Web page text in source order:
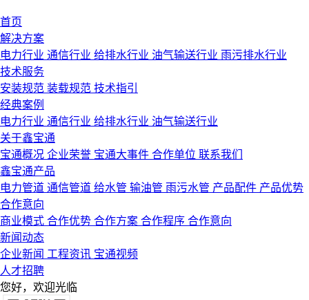
首页
解决方案
电力行业 通信行业 给排水行业 油气输送行业 雨污排水行业
技术服务
安装规范 装载规范 技术指引
经典案例
电力行业 通信行业 给排水行业 油气输送行业
关于鑫宝通
宝通概况 企业荣誉 宝通大事件 合作单位 联系我们
鑫宝通产品
电力管道 通信管道 给水管 输油管 雨污水管 产品配件 产品优势
合作意向
商业模式 合作优势 合作方案 合作程序 合作意向
新闻动态
企业新闻 工程资讯 宝通视频
人才招聘
您好，欢迎光临